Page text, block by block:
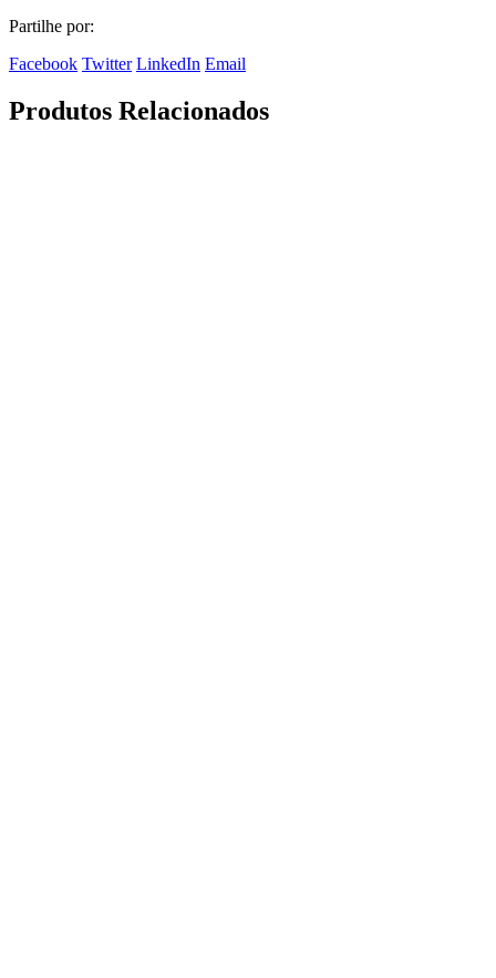
Partilhe por:
Facebook Twitter LinkedIn Email
Produtos Relacionados